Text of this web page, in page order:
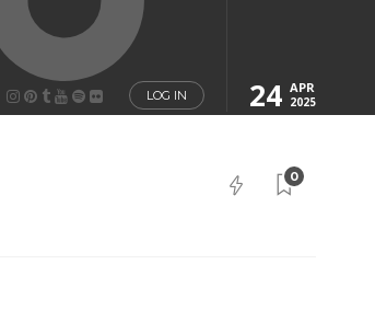
LOG IN 24 APR
2025
0